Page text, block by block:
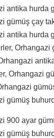
antika hurda
gümüş çay
antika hurda
Orhangazi
Orhangazi
Orhangazi
gümüş
900 ayar
gümüş